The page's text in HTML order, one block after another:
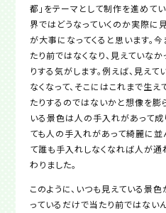
都」をテーマとして制作を進めて
界ではどうなっていくのか実際に
が大事になってくると思います。
たり前ではなくなり、見えていな
りする気がします。例えば、見え
なくなって、そこにはこれまで生
たりするのではないかと想像を膨
いる景色は人の手入れがあって成
ても人の手入れがあって綺麗に並
て誰も手入れしなくなれば人が
わりました。
このように、いつも見えている景
っているだけで当たり前ではない